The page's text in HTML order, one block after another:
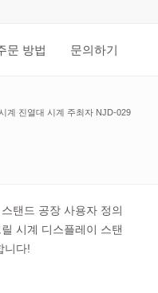
문 방법 문의하기
계 진열대 시계 주최자 NJD-029
탠드 공장 사용자 정의
시계 디스플레이 스탠
니다!